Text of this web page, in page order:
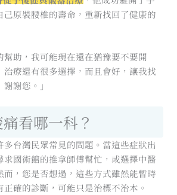
己原裝腰椎的壽命，重新找回了健康的
幫助，我可能現在還在猶豫要不要開
治療還有很多選擇，而且會好，讓我找
謝您。」
看哪一科？
多台灣民眾常見的問題。當這些症狀出
求國術館的推拿師傅幫忙，或選擇中醫
而，您是否想過，這些方式雖然能暫時
確的診斷，可能只是治標不治本。